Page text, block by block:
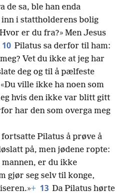
de sa, ble han enda
inn i stattholderens bolig
er du fra?» Men Jesus
10 Pilatus sa derfor til ham:
Vet du ikke at jeg har
deg og til å pælfeste
ville ikke ha noen som
hvis den ikke var blitt gitt
har den som overga meg
Pilatus å prøve å
på, men jødene ropte:
er du ikke
gjør seg selv til konge,
+ 13 Da Pilatus hørte